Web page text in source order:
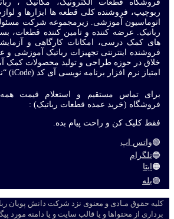
فروشگاه قطعات الکترونیک، مکانیک ،
ربوچیپ، فروشنده کلی قطعه ها ابزارها و
اتوماسیون آموزشی. زیرمجموعه شرکت
رباتیک. عرضه کننده و تامین کننده قطعات،
های کمک درسی، امکانات کارگاهی و
فروشنده اینترنتی تجهیزات رباتیک آموزشی
خلاق در حوزه طراحی و تولید محصولات کمک
امتیاز نرم افزار برنامه نویسی آی کد (iCode) “نشان تجاری ثبت شده”
برای تماس مستقیم و استعلام قیمت
فروشگاه (خرید عمده قطعات رباتیک) :
فقط کلیک کن و راحت پیام بده.
🟢واتس اپ
🔵تلگرام
🟠ایتا
🟣بله
کلیه حقوق مـادی و معنوی نزد شرکت دانش پویان
برداری از محتواها و یا قالب سایت و یا دامنه مورد